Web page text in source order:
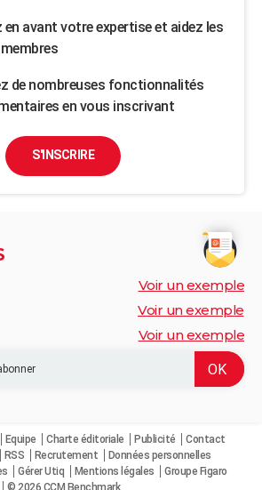
avant votre expertise et aidez les
de nombreuses fonctionnalités
en vous inscrivant
S'INSCRIRE
Voir un exemple
Voir un exemple
Voir un exemple
Equipe Charte éditoriale Publicité
Contact
RSS Recrutement
Données personnelles
Gérer Utiq Mentions légales
Groupe Figaro
© 2026 CCM Benchmark